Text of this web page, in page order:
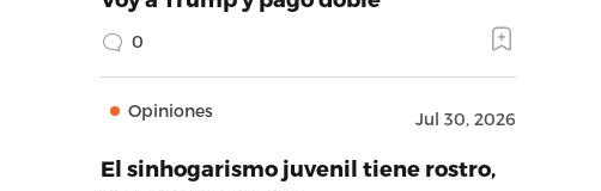
0
Opiniones Jul 30, 2026
El sinhogarismo juvenil tiene rostro,